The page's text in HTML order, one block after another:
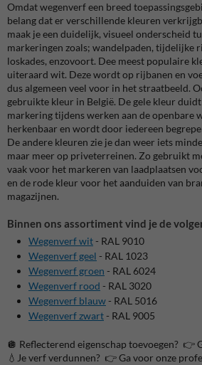
Omdat wegenverf een breed
belang dat er verschillende kleuren
maak je een duidelijk, visueel onderscheid
markeringen zoals; wandelpaden, tijdelijke
loskades, enzovoort. Dee meest populaire
uiteraard wit. Deze wordt op rijbanen en
dus algemeen veel voor in het straatbeeld.
gebruikte kleur in België. De gele kleur
markering tijdens werken aan de openbare
herkenbaar en wordt door iedereen
De andere kleuren zie je dan weer iets
maar meer op priveterreinen. Zo gebruikt
vaak voor het markeren van laadplaatsen
en de rode kleur voor het aanduiden van
magazijnen.
Binnen ons assortiment vind je de
Wegenverf wit- RAL 9010
Wegenverf geel - RAL 1023
Wegenverf groen - RAL 6024
Wegenverf rood - RAL 3020
Wegenverf blauw- RAL 5016
Wegenverf zwart- RAL 9005
🪩 Reflecterend eigenschap toevoegen? 👉
💧Je verf verdunnen? 👉 Ga voor onze